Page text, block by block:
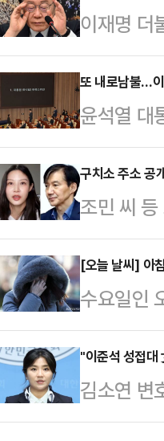
이재명 더
직을 내려
로 불리는
사드립니
을 내려놓
일상 탓에
구보다 뛰
있다"며 "
또 내로남불…
윤석열 대
이들에 대
사나운 내
대한 체포
'해당행위'
다. 내로
변인은 최
지만, 국
구치소 주소 공
조민 씨
족에 양보
원 씨 등
다.조민
하고 계심
에 따라
가족들을
는 물품…
[오늘 날씨] 아
수요일인
어 가장
면서 기온
예상된다.
내리겠다.
"이준석 성접대
김소연 변
공개하겠